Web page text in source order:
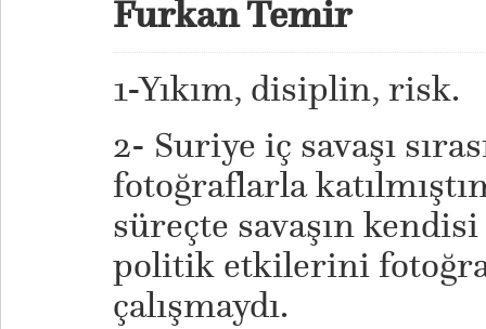
Furkan Temir
1-Yıkım, disiplin, risk.
2- Suriye iç savaşı
fotoğraflarla
süreçte savaşın
politik etkilerini
çalışmaydı.